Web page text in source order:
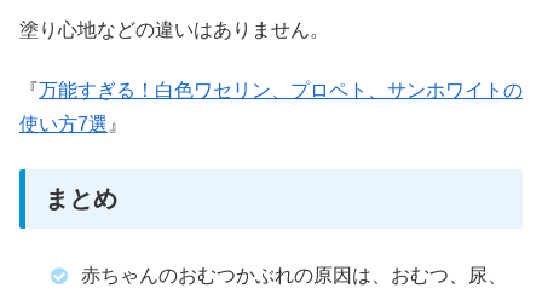
塗り心地などの違いはありません。
『万能すぎる！白色ワセリン、プロペト、サンホワイトの
使い方7選 』
まとめ
赤ちゃんのおむつかぶれの原因は、おむつ、尿、